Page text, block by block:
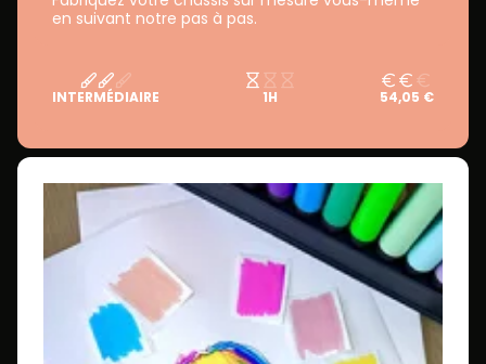
en suivant notre pas à pas.
INTERMÉDIAIRE 1H 54,05 €